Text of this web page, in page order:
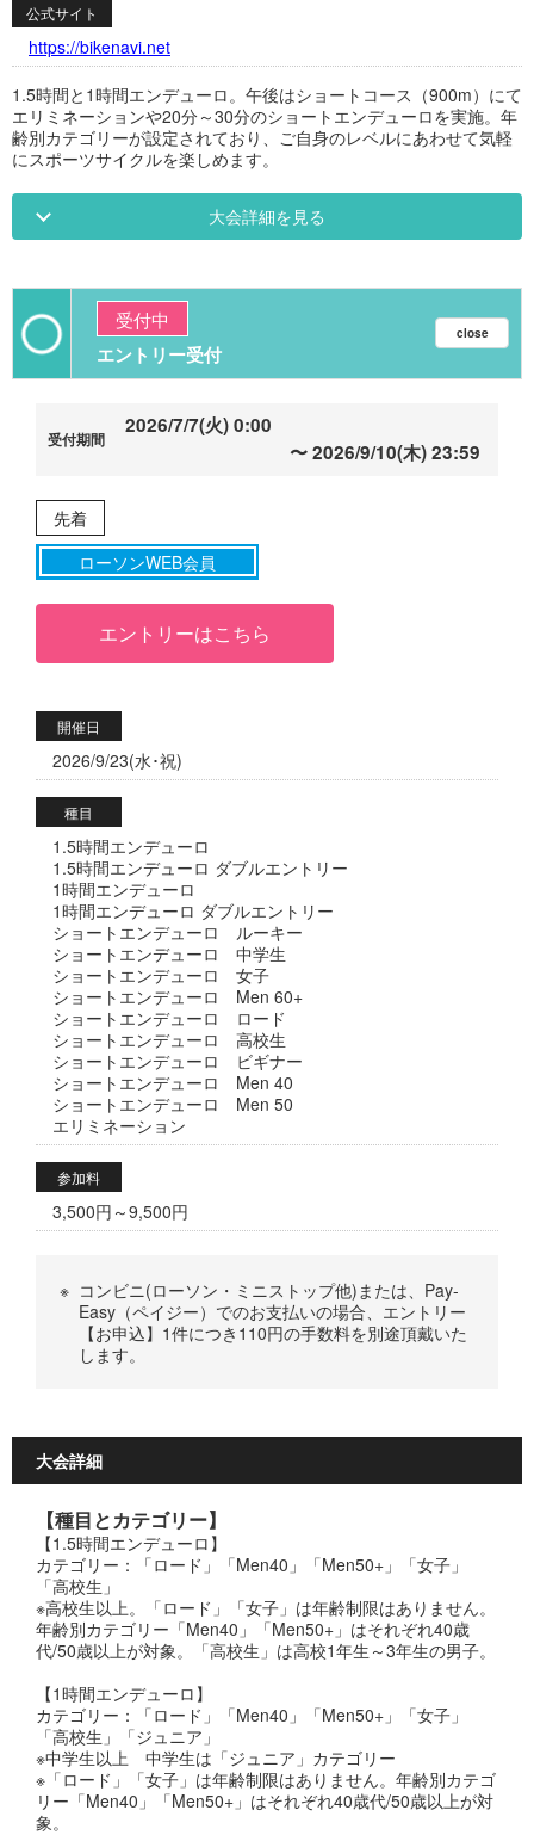
公式サイト
https://bikenavi.net
1.5時間と1時間エンデューロ。午後はショートコース（900m）にて
エリミネーションや20分～30分のショートエンデューロを実施。年
齢別カテゴリーが設定されており、ご自身のレベルにあわせて気軽
にスポーツサイクルを楽しめます。
大会詳細を見る
受付中
エントリー受付
2026/7/7(火) 0:00
2026/9/10(木) 23:59
先着
ローソンWEB会員
エントリーはこちら
開催日
2026/9/23(水･祝)
種目
1.5時間エンデューロ
1.5時間エンデューロ ダブルエントリー
1時間エンデューロ
1時間エンデューロ ダブルエントリー
ショートエンデューロ ルーキー
ショートエンデューロ 中学生
ショートエンデューロ 女子
ショートエンデューロ Men 60+
ショートエンデューロ ロード
ショートエンデューロ 高校生
ショートエンデューロ ビギナー
ショートエンデューロ Men 40
ショートエンデューロ Men 50
エリミネーション
参加料
3,500円～9,500円
※ コンビニ(ローソン・ミニストップ他)または、Pay-
Easy（ペイジー）でのお支払いの場合、エントリー
【お申込】1件につき110円の手数料を別途頂戴いた
します。
大会詳細
【種目とカテゴリー】
【1.5時間エンデューロ】
カテゴリー：「ロード」「Men40」「Men50+」「女子」
「高校生」
※高校生以上。「ロード」「女子」は年齢制限はありません。
年齢別カテゴリー「Men40」「Men50+」はそれぞれ40歳
代/50歳以上が対象。「高校生」は高校1年生～3年生の男子。
【1時間エンデューロ】
カテゴリー：「ロード」「Men40」「Men50+」「女子」
「高校生」「ジュニア」
※中学生以上 中学生は「ジュニア」カテゴリー
※「ロード」「女子」は年齢制限はありません。年齢別カテゴ
リー「Men40」「Men50+」はそれぞれ40歳代/50歳以上が対
象。